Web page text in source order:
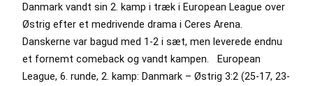
Danmark vandt sin 2. kamp i træk i European League over
Østrig efter et medrivende drama i Ceres Arena.
Danskerne var bagud med 1-2 i sæt, men leverede endnu
et fornemt comeback og vandt kampen. European
League, 6. runde, 2. kamp: Danmark – Østrig 3:2 (25-17, 23-